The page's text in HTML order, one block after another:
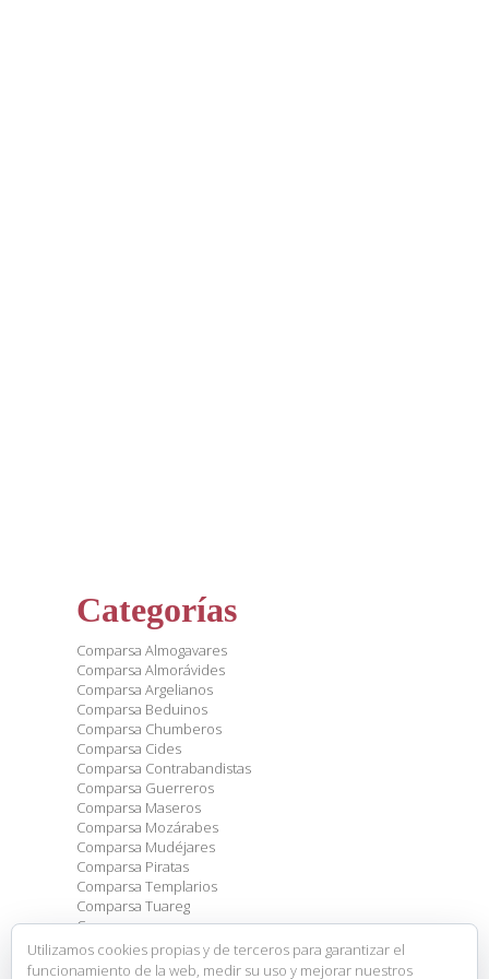
Categorías
Comparsa Almogavares
Comparsa Almorávides
Comparsa Argelianos
Comparsa Beduinos
Comparsa Chumberos
Comparsa Cides
Comparsa Contrabandistas
Comparsa Guerreros
Comparsa Maseros
Comparsa Mozárabes
Comparsa Mudéjares
Comparsa Piratas
Comparsa Templarios
Comparsa Tuareg
Comparsas
Eventos
General
Utilizamos cookies propias y de terceros para garantizar el
funcionamiento de la web, medir su uso y mejorar nuestros